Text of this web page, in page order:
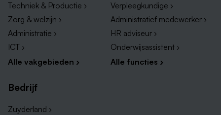
Techniek & Productie ›
Zorg & welzijn ›
Administratie ›
ICT ›
Alle vakgebieden ›
Verpleegkundige ›
Administratief medewerker ›
HR adviseur ›
Onderwijsassistent ›
Alle functies ›
Bedrijf
Zuyderland ›